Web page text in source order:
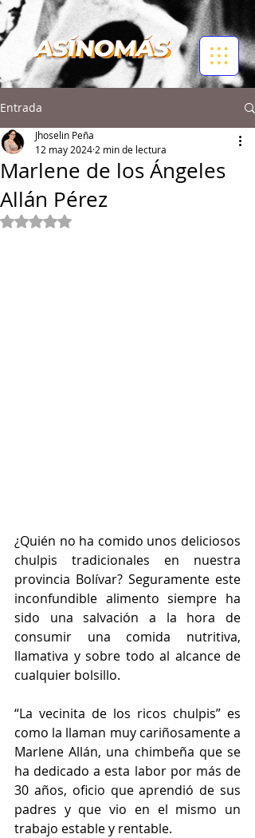
Entrada
Marlene de los Ángeles
Allán Pérez
Jhoselin Peña
12 may 2024 2 min de lectura
Obtuvo NaN de 5 estrellas.
¿Quién no ha comido unos deliciosos
chulpis tradicionales en nuestra
provincia Bolívar? Seguramente este
inconfundible alimento siempre ha
sido una salvación a la hora de
consumir una comida nutritiva,
llamativa y sobre todo al alcance de
cualquier bolsillo.
“La vecinita de los ricos chulpis” es
como la llaman muy cariñosamente a
Marlene Allán, una chimbeña que se
ha dedicado a esta labor por más de
30 años, oficio que aprendió de sus
padres y que vio en el mismo un
trabajo estable y rentable.